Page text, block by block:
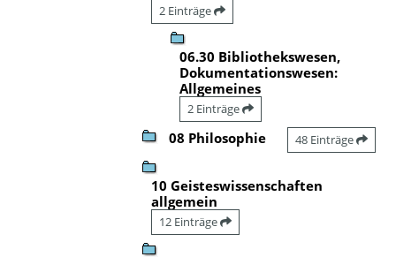
2 Einträge
06.30 Bibliothekswesen,
Dokumentationswesen:
Allgemeines
2 Einträge
08 Philosophie 48 Einträge
10 Geisteswissenschaften
allgemein
12 Einträge